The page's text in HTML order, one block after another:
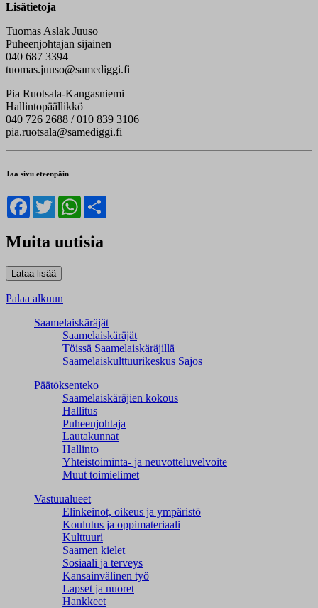
Lisätietoja
Tuomas Aslak Juuso
Puheenjohtajan sijainen
040 687 3394
tuomas.juuso@samediggi.fi
Pia Ruotsala-Kangasniemi
Hallintopäällikkö
040 726 2688 / 010 839 3106
pia.ruotsala@samediggi.fi
Jaa sivu eteenpäin
Facebook
TwitterWhatsApp
Muita uutisia
Palaa alkuun
Saamelaiskäräjät
Saamelaiskäräjät
Töissä Saamelaiskäräjillä
Saamelaiskulttuuri­keskus Sajos
Päätöksenteko
Saamelaiskäräjien kokous
Hallitus
Puheenjohtaja
Lautakunnat
Hallinto
Yhteistoiminta- ja neuvotteluvelvoite
Muut toimielimet
Vastuualueet
Elinkeinot, oikeus ja ympäristö
Koulutus ja oppimateriaali
Kulttuuri
Saamen kielet
Sosiaali ja terveys
Kansainvälinen työ
Lapset ja nuoret
Hankkeet